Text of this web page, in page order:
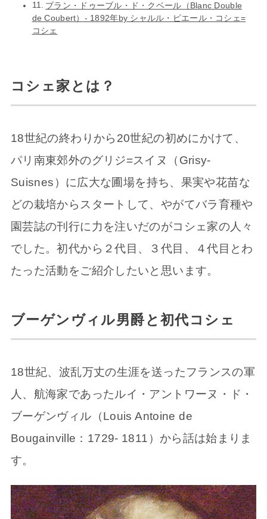
ブラン・ドゥーブル・ド・クベール（Blanc Double
de Coubert）- 1892年by シャルル・ピエール・コシェ=
コシェ
コシェ家とは？
18世紀の終わりから20世紀の初めにかけて、
パリ南東郊外のグリジ=スイヌ（Grisy-
Suisnes）に広大な圃場を持ち、果実や花苗な
どの栽培からスタートして、やがてバラ育種や
園芸誌の刊行に力を注いだのがコシェ家の人々
でした。初代から２代目、３代目、４代目とわ
たった活動をご紹介したいと思います。
ブーゲンヴィル男爵と初代コシェ
18世紀、波乱万丈の生涯を送ったフランスの軍
人、航海家であったルイ・アントワーヌ・ド・
ブーゲンヴィル（Louis Antoine de
Bougainville：1729- 1811）から話は始まりま
す。